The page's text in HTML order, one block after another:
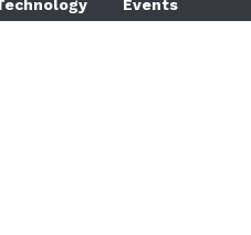
Events